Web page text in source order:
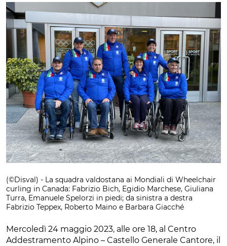
(©Disval) - La squadra valdostana ai Mondiali di Wheelchair
curling in Canada: Fabrizio Bich, Egidio Marchese, Giuliana
Turra, Emanuele Spelorzi in piedi; da sinistra a destra
Fabrizio Teppex, Roberto Maino e Barbara Giacché
Mercoledì 24 maggio 2023, alle ore 18, al Centro
Addestramento Alpino – Castello Generale Cantore, il